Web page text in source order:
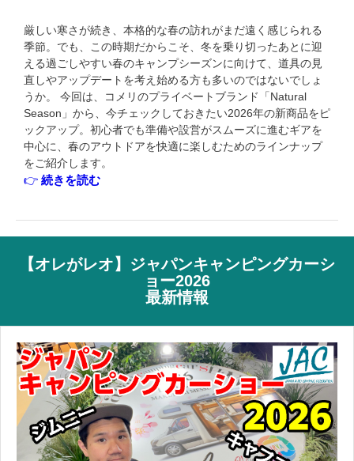
厳しい寒さが続き、本格的な春の訪れがまだ遠く感じられる
季節。でも、この時期だからこそ、冬を乗り切ったあとに迎
える過ごしやすい春のキャンプシーズンに向けて、道具の見
直しやアップデートを考え始める方も多いのではないでしょ
うか。 今回は、コメリのプライベートブランド「Natural
Season」から、今チェックしておきたい2026年の新商品をピ
ックアップ。初心者でも準備や設営がスムーズに進むギアを
中心に、春のアウトドアを快適に楽しむためのラインナップ
をご紹介します。
👉 続きを読む
【オレがレオ】ジャパンキャンピングカーシ
ョー2026
最新情報